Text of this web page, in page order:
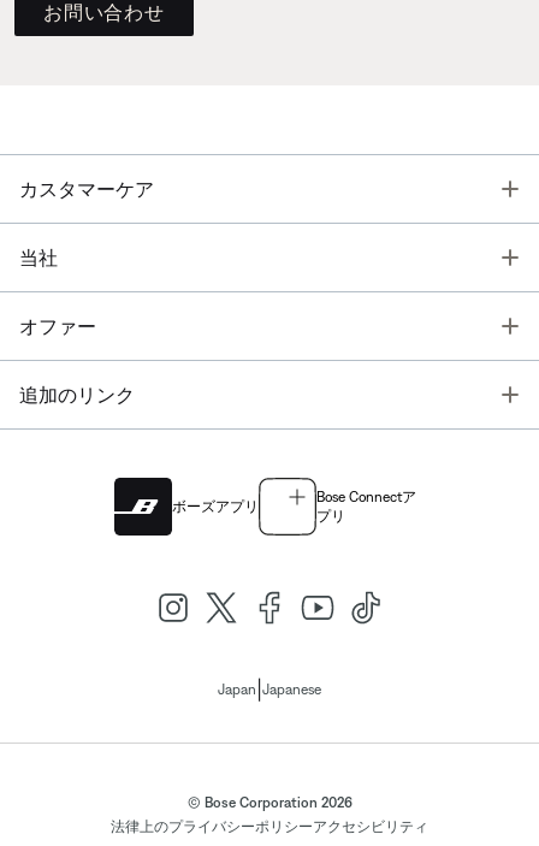
お問い合わせ
カスタマーケア
当社
オファー
追加のリンク
ボーズアプリ
Bose Connectア
プリ
Japan Japanese
© Bose Corporation 2026
法律上のプライバシーポリシーアクセシビリティ